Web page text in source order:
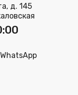
д. 145
WhatsApp